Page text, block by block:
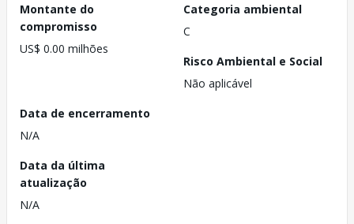
Montante do
compromisso
US$ 0.00 milhões
Categoria ambiental
C
Risco Ambiental e Social
Não aplicável
Data de encerramento
N/A
Data da última
atualização
N/A